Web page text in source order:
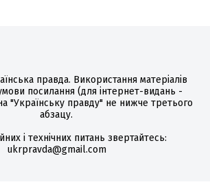
правда. Використання матеріалів
посилання (для інтернет-видань -
"Українську правду" не нижче третього
абзацу.
і технічних питань звертайтесь:
ukrpravda@gmail.com